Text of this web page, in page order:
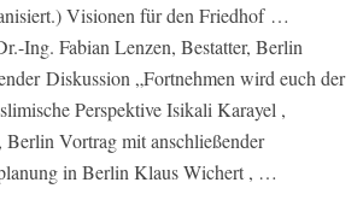
Visionen für den Friedhof …
Ing. Fabian Lenzen, Bestatter, Berlin
Diskussion „Fortnehmen wird euch der
Perspektive Isikali Karayel ,
Berlin Vortrag mit anschließender
in Berlin Klaus Wichert , …